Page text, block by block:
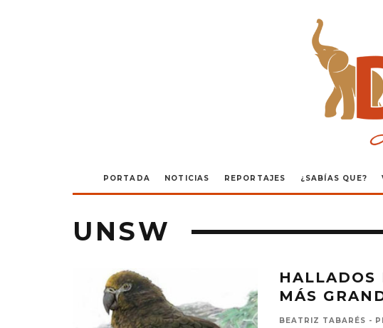
PORTADA NOTICIAS REPORTAJES ¿SABÍAS QUE?
UNSW
HALLADOS
MÁS
BEATRIZ TABARÉS -